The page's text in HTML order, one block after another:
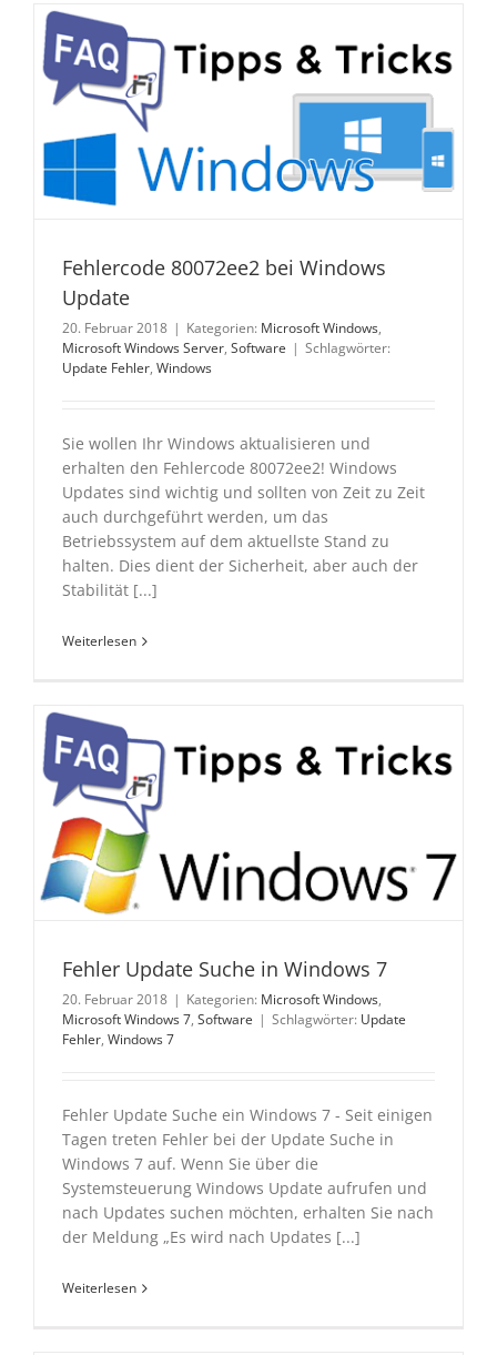
Fehlercode 80072ee2 bei Windows
Update
20. Februar 2018 | Kategorien: Microsoft Windows,
Microsoft Windows Server, Software | Schlagwörter:
Update Fehler, Windows
Sie wollen Ihr Windows aktualisieren und
erhalten den Fehlercode 80072ee2! Windows
Updates sind wichtig und sollten von Zeit zu Zeit
auch durchgeführt werden, um das
Betriebssystem auf dem aktuellste Stand zu
halten. Dies dient der Sicherheit, aber auch der
Stabilität [...]
Weiterlesen
Fehler Update Suche in Windows 7
20. Februar 2018 | Kategorien: Microsoft Windows,
Microsoft Windows 7, Software | Schlagwörter: Update
Fehler, Windows 7
Fehler Update Suche ein Windows 7 - Seit einigen
Tagen treten Fehler bei der Update Suche in
Windows 7 auf. Wenn Sie über die
Systemsteuerung Windows Update aufrufen und
nach Updates suchen möchten, erhalten Sie nach
der Meldung „Es wird nach Updates [...]
Weiterlesen